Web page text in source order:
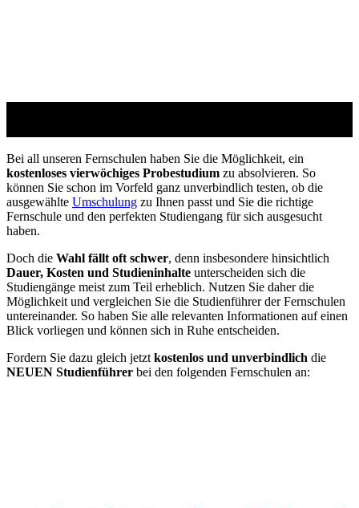
Bei all unseren Fernschulen haben Sie die Möglichkeit, ein
kostenloses vierwöchiges Probestudium zu absolvieren. So
können Sie schon im Vorfeld ganz unverbindlich testen, ob die
ausgewählte Umschulung zu Ihnen passt und Sie die richtige
Fernschule und den perfekten Studiengang für sich ausgesucht
haben.
Doch die Wahl fällt oft schwer, denn insbesondere hinsichtlich
Dauer, Kosten und Studieninhalte unterscheiden sich die
Studiengänge meist zum Teil erheblich. Nutzen Sie daher die
Möglichkeit und vergleichen Sie die Studienführer der Fernschulen
untereinander. So haben Sie alle relevanten Informationen auf einen
Blick vorliegen und können sich in Ruhe entscheiden.
Fordern Sie dazu gleich jetzt kostenlos und unverbindlich die
NEUEN Studienführer bei den folgenden Fernschulen an: